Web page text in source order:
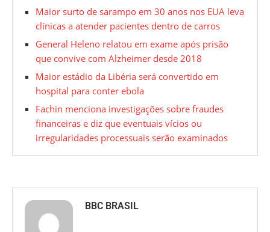
Maior surto de sarampo em 30 anos nos EUA leva
clínicas a atender pacientes dentro de carros
General Heleno relatou em exame após prisão
que convive com Alzheimer desde 2018
Maior estádio da Libéria será convertido em
hospital para conter ebola
Fachin menciona investigações sobre fraudes
financeiras e diz que eventuais vícios ou
irregularidades processuais serão examinados
BBC BRASIL